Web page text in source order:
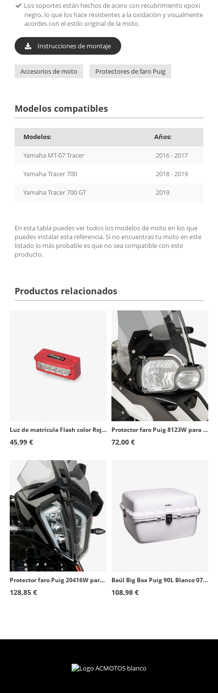
Los soportes están hechos de acero con recubrimiento epoxi
negro, lo que los hace resistentes a la oxidación y visualmente
acordes con el estilo original de la moto.
Instrucciones de montaje
Accesorios de moto Protectores de faro Puig
Modelos compatibles
Modelos: Años:
Yamaha MT-07 Tracer 2016 - 2017
Yamaha Tracer 700 2018 - 2019
Yamaha Tracer 700 GT 2019
En esta tabla puedes ver todos los modelos de moto en los que
puedes instalar esta referencia. Si no encuentras tu moto en este
listado lo más probable es que no sea compatible con este
producto.
Productos relacionados
Luz de matrícula Flash color Rojo de Puig
45,99 €
Protector faro Puig 8123W para BMW F700GS (12-17), F800GS (08-17), (21), F800GS Adventure (13-23)
72,00 €
Protector faro Puig 20416W para KTM 390/790/890 Adventure, R, SW, L, R Rally
128,85 €
Baúl Big Box Puig 90L Blanco 0713B
108,98 €